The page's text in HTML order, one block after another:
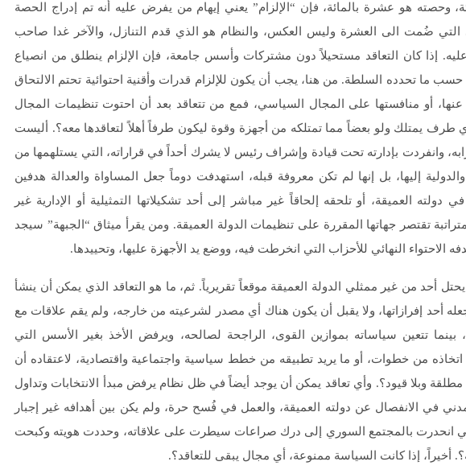
وحصته هو عشرة بالمائة، فإن “الإلزام” يعني إيهام من يفرض عليه أنه تم إدراج الحصة
التي ضُمت الى العشرة وليس العكس، والنظام هو الذي قدم التنازل، والآخر غدا صاحب
عليه. إذا كان التعاقد مستحيلاً دون مشتركات وأسس جامعة، فإن الإلزام ينطلق من انصياع
حسب ما تحدده السلطة. من هنا، يجب أن يكون للإلزام قدرات وأقنية احتوائية تحتم الالتحاق
عنها، أو منافستها على المجال السياسي، فمع من تتعاقد بعد أن احتوت تنظيمات المجال
طرف يمتلك ولو بعضاً مما تمتلكه من أجهزة وقوة ليكون طرفاً أهلاً لتعاقدها معه؟. أليست
وانفردت بإدارته تحت قيادة وإشراف رئيس لا يشرك أحداً في قراراته، التي يستلهمها من
إليها، بل إنها لم تكن معروفة قبله، استهدفت دوماً جعل المساواة والعدالة هدفين
العميقة، أو تلحقه إلحاقاً غير مباشر إلى أحد تشكيلاتها التمثيلية أو الإدارية غير
تقتصر جهاتها المقررة على تنظيمات الدولة العميقة. ومن يقرأ ميثاق “الجبهة” سيجد
النهائي للأحزاب التي انخرطت فيه، ووضع يد الأجهزة عليها، وتحييدها.
أحد من غير ممثلي الدولة العميقة موقعاً تقريرياً. ثم، ما هو التعاقد الذي يمكن أن ينشأ
أحد إفرازاتها، ولا يقبل أن يكون هناك أي مصدر لشرعيته من خارجه، ولم يقم علاقات مع
بينما تتعين سياساته بموازين القوى، الراجحة لصالحه، ويرفض الأخذ بغير الأسس التي
اتخاذه من خطوات، أو ما يريد تطبيقه من خطط سياسية واجتماعية واقتصادية، لاعتقاده أن
مطلقة وبلا قيود؟. وأي تعاقد يمكن أن يوجد أيضاً في ظل نظام يرفض مبدأ الانتخابات وتداول
في الانفصال عن دولته العميقة، والعمل في فُسح حرة، ولم يكن بين أهدافه غير إجبار
انحدرت بالمجتمع السوري إلى درك صراعات سيطرت على علاقاته، وحددت هويته وكبحت
أخيراً، إذا كانت السياسة ممنوعة، أي مجال يبقى للتعاقد؟.